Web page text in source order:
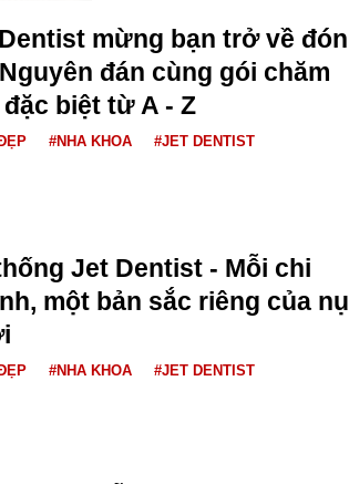
mừng bạn trở về đón
đán cùng gói chăm
biệt từ A - Z
#NHA KHOA #JET DENTIST
Jet Dentist - Mỗi chi
một bản sắc riêng của nụ
#NHA KHOA #JET DENTIST